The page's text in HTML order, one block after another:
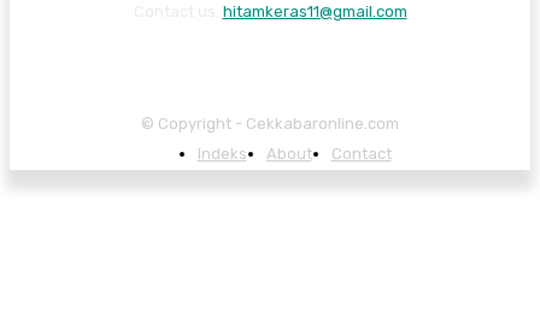
hitamkeras11@gmail.com
© Copyright - Cekkabaronline.com
Indeks
About Contact